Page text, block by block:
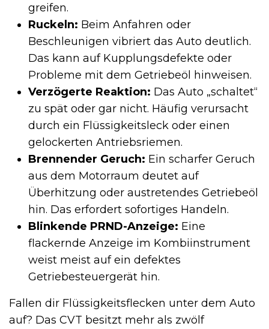
greifen.
Ruckeln: Beim Anfahren oder
Beschleunigen vibriert das Auto deutlich.
Das kann auf Kupplungsdefekte oder
Probleme mit dem Getriebeöl hinweisen.
Verzögerte Reaktion: Das Auto „schaltet“
zu spät oder gar nicht. Häufig verursacht
durch ein Flüssigkeitsleck oder einen
gelockerten Antriebsriemen.
Brennender Geruch: Ein scharfer Geruch
aus dem Motorraum deutet auf
Überhitzung oder austretendes Getriebeöl
hin. Das erfordert sofortiges Handeln.
Blinkende PRND-Anzeige: Eine
flackernde Anzeige im Kombiinstrument
weist meist auf ein defektes
Getriebesteuergerät hin.
Fallen dir Flüssigkeitsflecken unter dem Auto
auf? Das CVT besitzt mehr als zwölf